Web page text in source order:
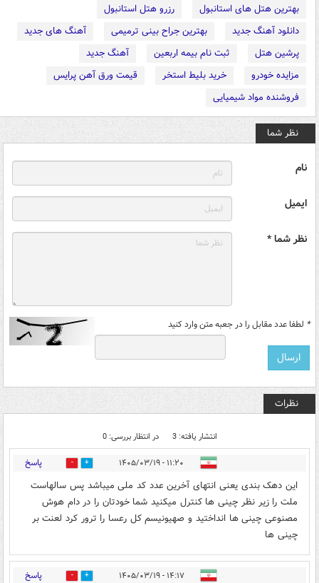
بهترین هتل های استانبول
رزرو هتل استانبول
دانلود آهنگ جدید
بهترین جراح بینی ترمیمی
آهنگ های جدید
پرشین هتل
ثبت نام بیمه اربعین
آهنگ جدید
مزایده خودرو
خرید بلیط استخر
قیمت ورق آهن پرایس
فروشنده مواد شیمیایی
نظر شما
نام
ایمیل
نظر شما *
* لطفا عدد مقابل را در جعبه متن وارد کنید
نظرات
انتشار یافته: 3 در انتظار بررسی: 0
۱۱:۲۰ - ۱۴۰۵/۰۳/۱۹ 0 پاسخ
این دهک بندی یعنی انتهای آخرین عدد کد ملی میباشد پس سالهاست
ملت را زیر نظر چینی ها کنترل میکنید شما خودتان را در دام هوش
مصنوعی چینی ها انداختید و صهیونیسم کل رعسا را ترور کرد لعنت بر
چینی ها
۱۴:۱۷ - ۱۴۰۵/۰۳/۱۹ 0 پاسخ